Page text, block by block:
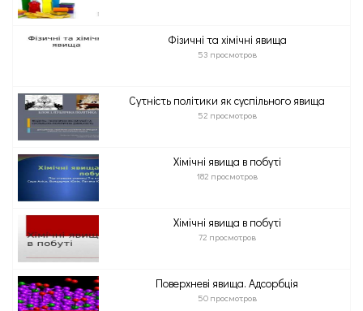
Фізичні та хімічні явища
53 просмотров
Сутність політики як суспільного явища
52 просмотров
Хімічні явища в побуті
182 просмотров
Хімічні явища в побуті
72 просмотров
Поверхневі явища. Адсорбція
50 просмотров